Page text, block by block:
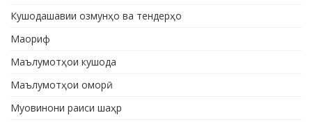
Кушодашавии озмунҳо ва тендерҳо
Маориф
Маълумотҳои кушода
Маълумотҳои оморӣ
Муовинони раиси шаҳр